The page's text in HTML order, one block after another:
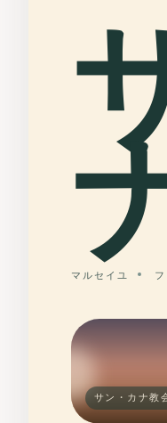
マルセイユ
サン・カナ教